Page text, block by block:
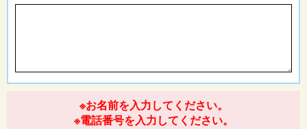
※お名前を入力してください。
※電話番号を入力してください。